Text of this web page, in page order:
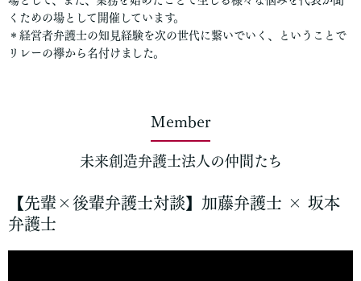
くための場として開催しています。
＊経営者弁護士の知見経験を次の世代に繋いでいく、ということで
リレーの襷から名付けました。
Member
未来創造弁護士法人の仲間たち
【先輩×後輩弁護士対談】加藤弁護士 × 坂本
弁護士